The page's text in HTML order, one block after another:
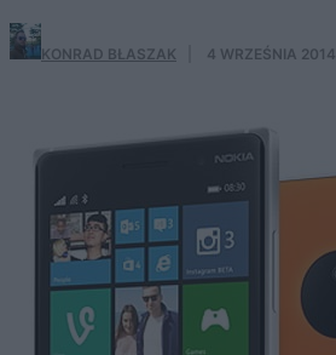
KONRAD BŁASZAK 4 WRZEŚNIA 2014